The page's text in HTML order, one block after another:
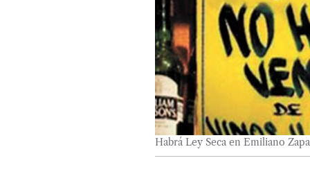
Habrá Ley Seca en Emiliano